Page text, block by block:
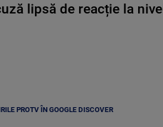
lipsă de reacție la nivel
PROTV ÎN GOOGLE DISCOVER